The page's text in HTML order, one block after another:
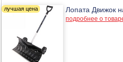
Лопата Движок
подробнее о